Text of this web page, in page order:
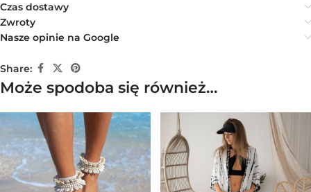
Czas dostawy
Zwroty
Nasze opinie na Google
Share:
Może spodoba się również…